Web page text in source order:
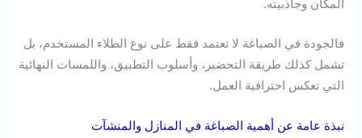
المكان وجاذبيته.
فالجودة في الصباغة لا تعتمد فقط على نوع الطلاء المستخدم، بل
تشمل كذلك طريقة التحضير، وأسلوب التطبيق، واللمسات النهائية
التي تعكس احترافية العمل.
نبذة عامة عن أهمية الصباغة في المنازل والمنشآت